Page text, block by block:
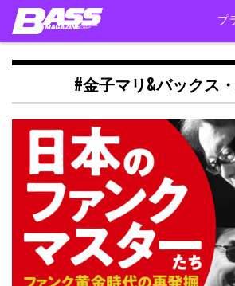
Skip
content
プ
#金子マリ&バックス